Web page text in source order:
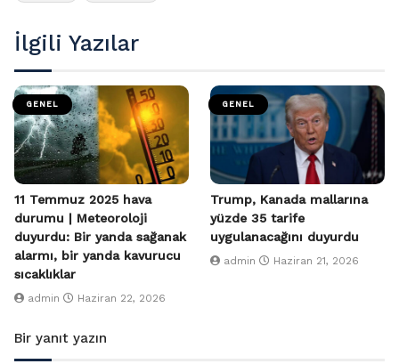
İlgili Yazılar
GENEL
11 Temmuz 2025 hava
durumu | Meteoroloji
duyurdu: Bir yanda sağanak
alarmı, bir yanda kavurucu
sıcaklıklar
admin Haziran 22, 2026
GENEL
Trump, Kanada mallarına
yüzde 35 tarife
uygulanacağını duyurdu
admin Haziran 21, 2026
Bir yanıt yazın